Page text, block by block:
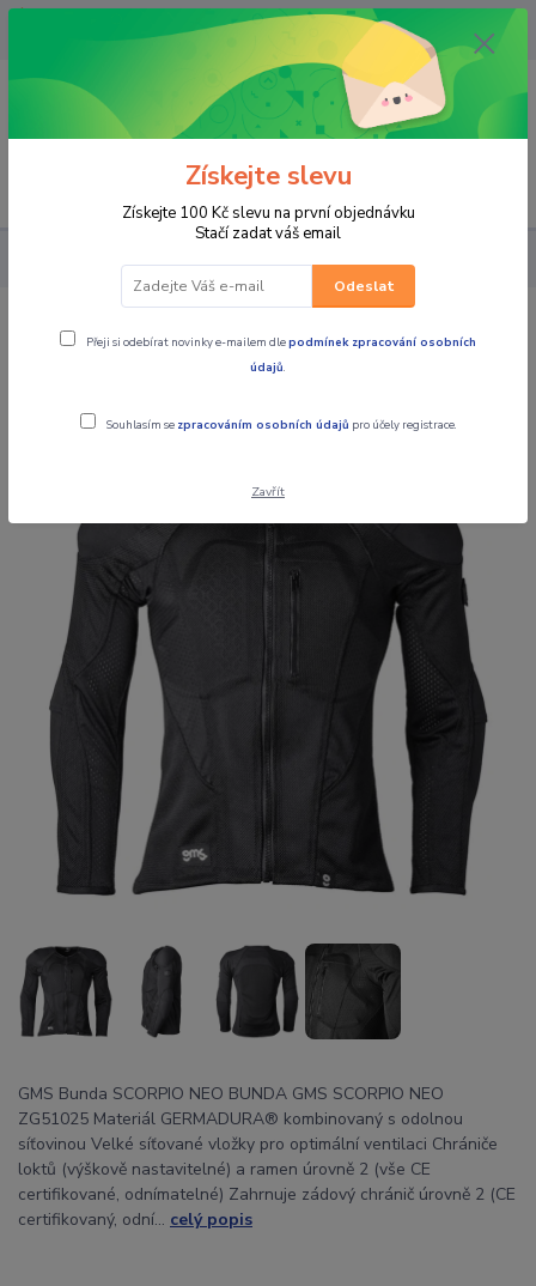
OPAVA 733537099/HLUČÍN
734541648/OLOMOUC 734593593
0,00 CZK
PRO JEZDCE BUNDY GMS Bunda SCORPIO NEO
GMS Bunda SCORPIO NEO
GMS Bunda SCORPIO NEO BUNDA GMS SCORPIO NEO
ZG51025 Materiál GERMADURA® kombinovaný s odolnou
síťovinou Velké síťované vložky pro optimální ventilaci Chrániče
loktů (výškově nastavitelné) a ramen úrovně 2 (vše CE
certifikované, odnímatelné) Zahrnuje zádový chránič úrovně 2 (CE
certifikovaný, odní... celý popis
Získejte slevu
Získejte 100 Kč slevu na první objednávku
Stačí zadat váš email
Odeslat
Přeji si odebírat novinky e-mailem dlepodmínek zpracování osobních
údajů.
Souhlasím se zpracováním osobních údajů pro účely registrace.
Zavřít